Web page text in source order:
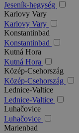
Jeseník-hegység
Karlovy Vary
Karlovy Vary
Konstantinbad
Konstantinbad
Kutná Hora
Kutná Hora
Közép-Csehország
Közép-Csehország
Lednice-Valtice
Lednice-Valtice
Luhačovice
Luhačovice
Marienbad